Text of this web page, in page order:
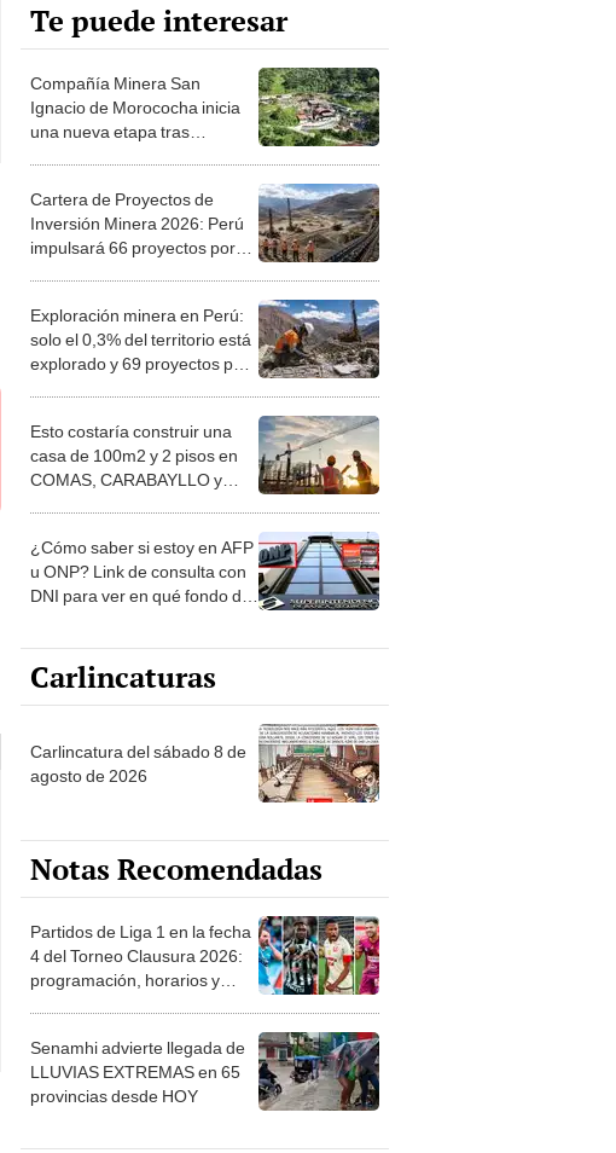
Te puede interesar
Compañía Minera San
Ignacio de Morococha inicia
una nueva etapa tras
Cartera de Proyectos de
Inversión Minera 2026: Perú
impulsará 66 proyectos por
Exploración minera en Perú:
solo el 0,3% del territorio está
explorado y 69 proyectos para
Esto costaría construir una
casa de 100m2 y 2 pisos en
COMAS, CARABAYLLO y
¿Cómo saber si estoy en AFP
u ONP? Link de consulta con
DNI para ver en qué fondo de
Carlincaturas
Carlincatura del sábado 8 de
agosto de 2026
Notas Recomendadas
Partidos de Liga 1 en la fecha
4 del Torneo Clausura 2026:
programación, horarios y
Senamhi advierte llegada de
LLUVIAS EXTREMAS en 65
provincias desde HOY